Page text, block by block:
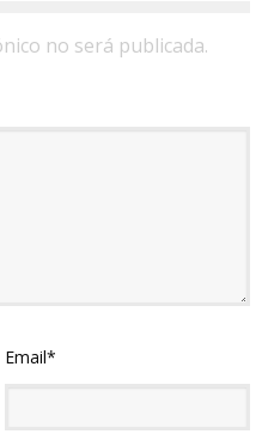
no será publicada.
Email*